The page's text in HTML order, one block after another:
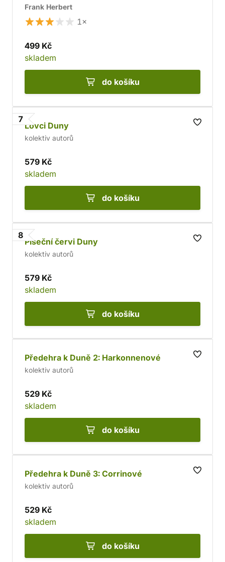
Frank Herbert
1×
499 Kč
skladem
do košíku
7
Lovci Duny
kolektiv autorů
579 Kč
skladem
do košíku
8
Píseční červi Duny
kolektiv autorů
579 Kč
skladem
do košíku
Předehra k Duně 2: Harkonnenové
kolektiv autorů
529 Kč
skladem
do košíku
Předehra k Duně 3: Corrinové
kolektiv autorů
529 Kč
skladem
do košíku